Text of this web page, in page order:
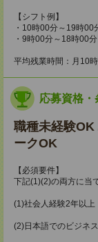
【シフト例】
・10時00分～19時00
・9時00分～18時00分
平均残業時間：月10
応募資格・
職種未経験OK
ークOK
【必須要件】
下記(1)(2)の両方に当
(1)社会人経験2年以上
(2)日本語でのビジネ